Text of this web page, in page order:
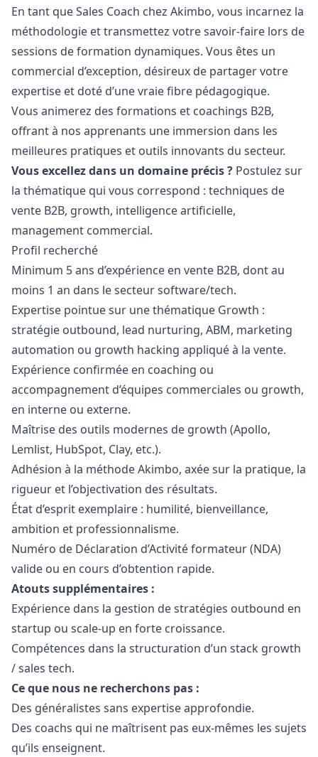
En tant que Sales Coach chez Akimbo, vous incarnez la
méthodologie et transmettez votre savoir-faire lors de
sessions de formation dynamiques. Vous êtes un
commercial d’exception, désireux de partager votre
expertise et doté d’une vraie fibre pédagogique.
Vous animerez des formations et coachings B2B,
offrant à nos apprenants une immersion dans les
meilleures pratiques et outils innovants du secteur.
Vous excellez dans un domaine précis ? Postulez sur
la thématique qui vous correspond : techniques de
vente B2B, growth, intelligence artificielle,
management commercial.
Profil recherché
Minimum 5 ans d’expérience en vente B2B, dont au
moins 1 an dans le secteur software/tech.
Expertise pointue sur une thématique Growth :
stratégie outbound, lead nurturing, ABM, marketing
automation ou growth hacking appliqué à la vente.
Expérience confirmée en coaching ou
accompagnement d’équipes commerciales ou growth,
en interne ou externe.
Maîtrise des outils modernes de growth (Apollo,
Lemlist, HubSpot, Clay, etc.).
Adhésion à la méthode Akimbo, axée sur la pratique, la
rigueur et l’objectivation des résultats.
État d’esprit exemplaire : humilité, bienveillance,
ambition et professionnalisme.
Numéro de Déclaration d’Activité formateur (NDA)
valide ou en cours d’obtention rapide.
Atouts supplémentaires :
Expérience dans la gestion de stratégies outbound en
startup ou scale-up en forte croissance.
Compétences dans la structuration d’un stack growth
/ sales tech.
Ce que nous ne recherchons pas :
Des généralistes sans expertise approfondie.
Des coachs qui ne maîtrisent pas eux-mêmes les sujets
qu’ils enseignent.